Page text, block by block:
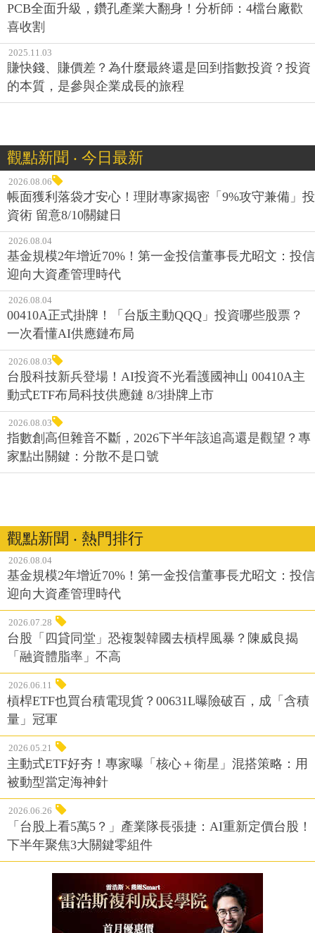
PCB全面升級，鑽孔產業大翻身！分析師：4檔台廠歡
喜收割
2025.11.03
賺快錢、賺價差？為什麼最終還是回到指數投資？投資
的本質，是參與企業成長的旅程
觀點新聞 ‧ 今日最新
2026.08.06
帳面獲利落袋才安心！理財專家揭密「9%攻守兼備」投
資術 留意8/10關鍵日
2026.08.04
基金規模2年增近70%！第一金投信董事長尤昭文：投信
迎向大資產管理時代
2026.08.04
00410A正式掛牌！「台版主動QQQ」投資哪些股票？
一次看懂AI供應鏈布局
2026.08.03
台股科技新兵登場！AI投資不光看護國神山 00410A主
動式ETF布局科技供應鏈 8/3掛牌上市
2026.08.03
指數創高但雜音不斷，2026下半年該追高還是觀望？專
家點出關鍵：分散不是口號
觀點新聞 ‧ 熱門排行
2026.08.04
基金規模2年增近70%！第一金投信董事長尤昭文：投信
迎向大資產管理時代
2026.07.28
台股「四貸同堂」恐複製韓國去槓桿風暴？陳威良揭
「融資體脂率」不高
2026.06.11
槓桿ETF也買台積電現貨？00631L曝險破百，成「含積
量」冠軍
2026.05.21
主動式ETF好夯！專家曝「核心＋衛星」混搭策略：用
被動型當定海神針
2026.06.26
「台股上看5萬5？」產業隊長張捷：AI重新定價台股！
下半年聚焦3大關鍵零組件